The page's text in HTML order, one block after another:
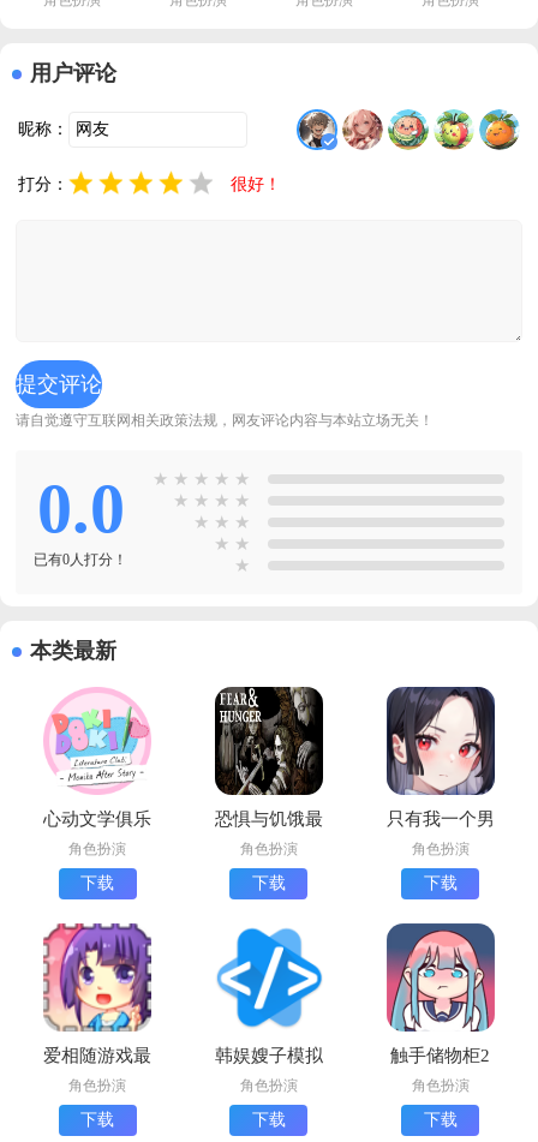
机版
用户评论
昵称：
打分： 很好！
请自觉遵守互联网相关政策法规，网友评论内容与本站立场无关！
0.0
已有0人打分！
★ ★ ★ ★ ★
★ ★ ★ ★
★ ★ ★
★ ★
★
本类最新
心动文学俱乐
部汉化版下载
角色扮演
下载
恐惧与饥饿最
新版下载
角色扮演
下载
只有我一个男
生手机版下载
(One Guy All
Girls)
角色扮演
下载
爱相随游戏最
新版下载
角色扮演
下载
韩娱嫂子模拟
器最新版下载
角色扮演
下载
触手储物柜2
安卓版下载
(Lovecraft
Locker)
角色扮演
下载